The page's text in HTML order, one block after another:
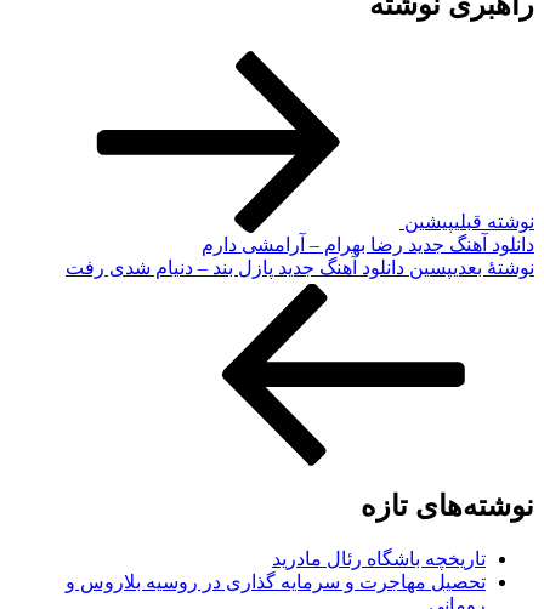
پیشین
جدید رضا بهرام – آرامشی دارم
پسین دانلود آهنگ جدید پازل بند – دنیام‌ شدی رفت
تازه
باشگاه رئال مادرید
مهاجرت و سرمایه گذاری در روسیه بلاروس و